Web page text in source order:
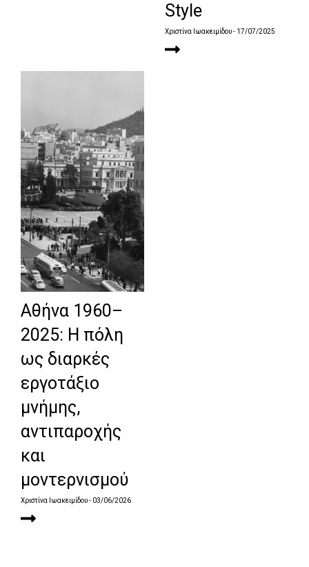
Style
Χριστίνα Ιωακειμίδου- 17/07/2025
Αθήνα 1960–
2025: Η πόλη
ως διαρκές
εργοτάξιο
μνήμης,
αντιπαροχής
και
μοντερνισμού
Χριστίνα Ιωακειμίδου- 03/06/2026